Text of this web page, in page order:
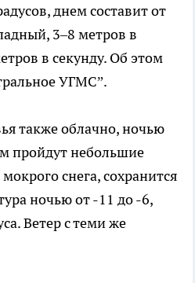
днем составит от
3–8 метров в
в секунду. Об этом
УГМС”.
также облачно, ночью
пройдут небольшие
снега, сохранится
ночью от -11 до -6,
Ветер с теми же